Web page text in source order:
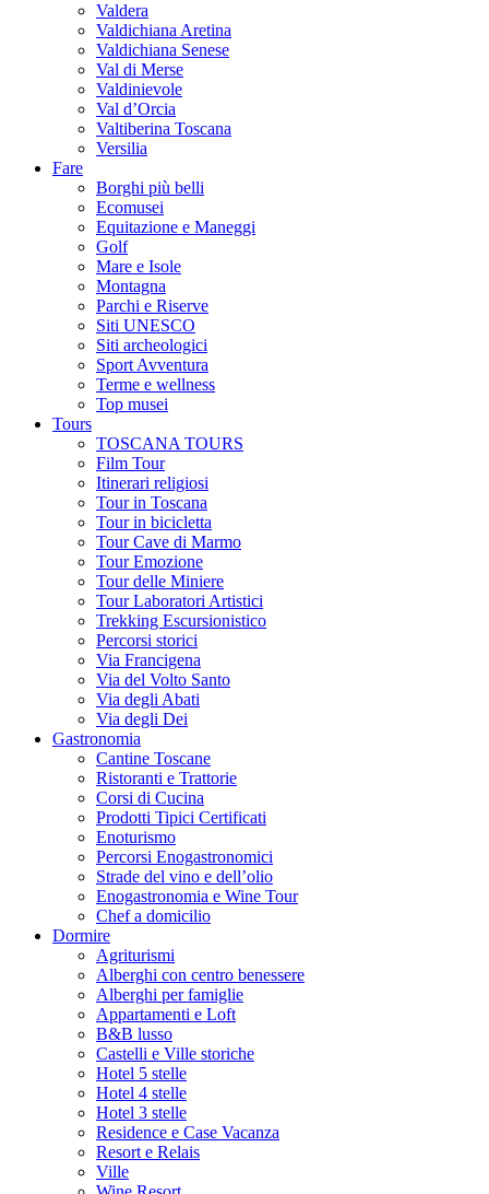
Valdera
Valdichiana Aretina
Valdichiana Senese
Val di Merse
Valdinievole
Val d’Orcia
Valtiberina Toscana
Versilia
Fare
Borghi più belli
Ecomusei
Equitazione e Maneggi
Golf
Mare e Isole
Montagna
Parchi e Riserve
Siti UNESCO
Siti archeologici
Sport Avventura
Terme e wellness
Top musei
Tours
TOSCANA TOURS
Film Tour
Itinerari religiosi
Tour in Toscana
Tour in bicicletta
Tour Cave di Marmo
Tour Emozione
Tour delle Miniere
Tour Laboratori Artistici
Trekking Escursionistico
Percorsi storici
Via Francigena
Via del Volto Santo
Via degli Abati
Via degli Dei
Gastronomia
Cantine Toscane
Ristoranti e Trattorie
Corsi di Cucina
Prodotti Tipici Certificati
Enoturismo
Percorsi Enogastronomici
Strade del vino e dell’olio
Enogastronomia e Wine Tour
Chef a domicilio
Dormire
Agriturismi
Alberghi con centro benessere
Alberghi per famiglie
Appartamenti e Loft
B&B lusso
Castelli e Ville storiche
Hotel 5 stelle
Hotel 4 stelle
Hotel 3 stelle
Residence e Case Vacanza
Resort e Relais
Ville